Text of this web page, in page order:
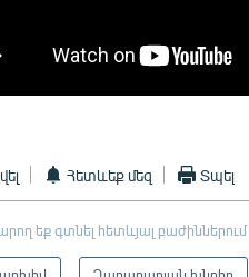
Հետևեք մեզ Տպել
եք գտնել հետևյալ բաժիններում